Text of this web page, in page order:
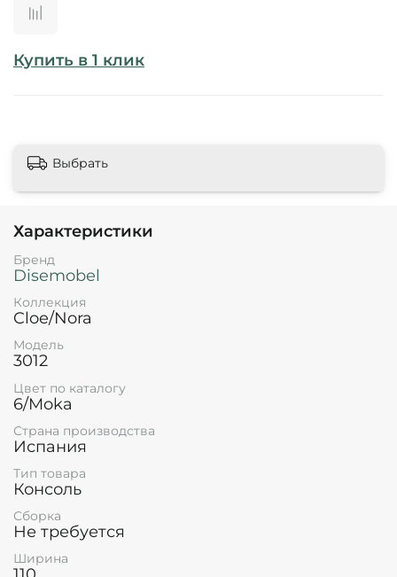
Купить в 1 клик
Выбрать
Характеристики
Бренд
Disemobel
Коллекция
Cloe/Nora
Модель
3012
Цвет по каталогу
6/Moka
Страна производства
Испания
Тип товара
Консоль
Сборка
Не требуется
Ширина